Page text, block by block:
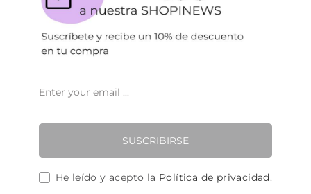
SUSCRIBIRSE
He leído y acepto la Política de privacidad.